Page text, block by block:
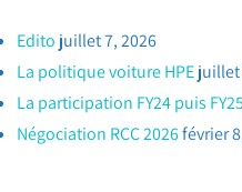
Edito juillet 7, 2026
La politique voiture HPEjuillet
La participation FY24 puis FY25
Négociation RCC 2026février